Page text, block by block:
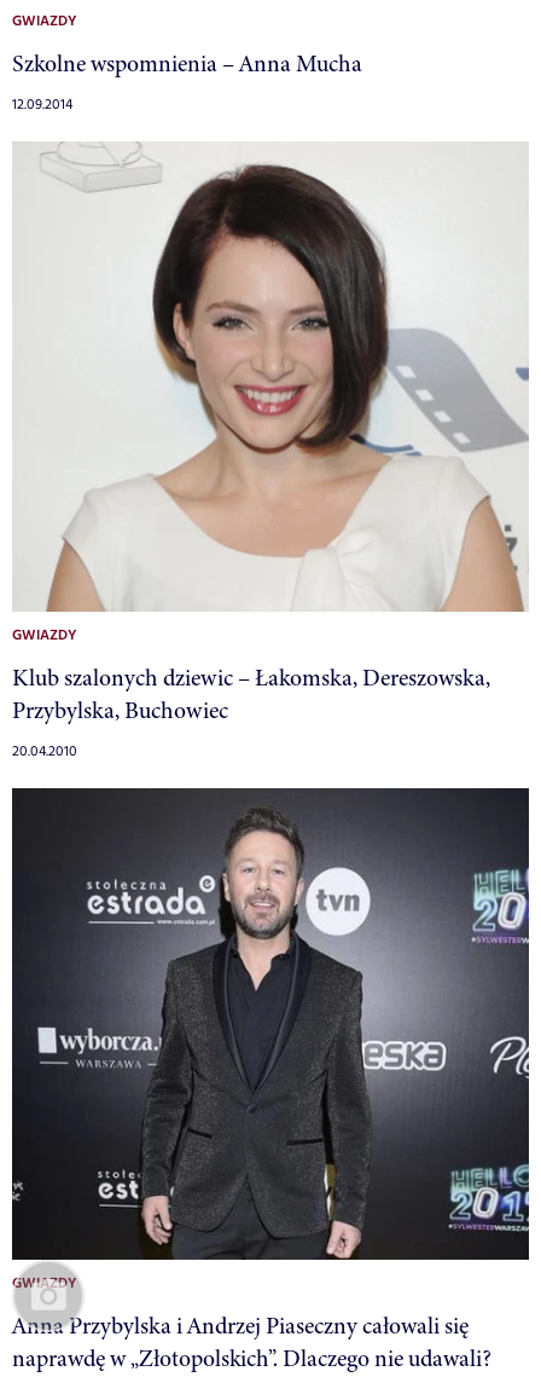
GWIAZDY
Szkolne wspomnienia – Anna Mucha
12.09.2014
GWIAZDY
Klub szalonych dziewic – Łakomska, Dereszowska,
Przybylska, Buchowiec
20.04.2010
GWIAZDY
Anna Przybylska i Andrzej Piaseczny całowali się
naprawdę w „Złotopolskich”. Dlaczego nie udawali?